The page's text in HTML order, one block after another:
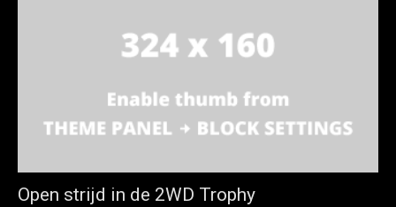
Open strijd in de 2WD Trophy